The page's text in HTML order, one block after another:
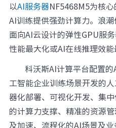
以AI服务器NF5468M5为核
AI训练提供强劲计算力。浪
面向AI云设计的弹性GPU服
性能最大化或AI在线推理效能
科沃斯AI计算平台配置
工智能企业训练场景开发的
器化部署、可视化开发、集
的计算力支撑、精准的资源
及加速、流程化的AI场景及